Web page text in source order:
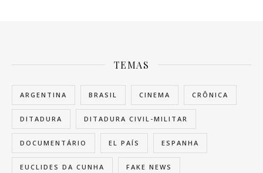
TEMAS
ARGENTINA BRASIL CINEMA CRÔNICA
DITADURA DITADURA CIVIL-MILITAR
DOCUMENTÁRIO EL PAÍS ESPANHA
EUCLIDES DA CUNHA FAKE NEWS